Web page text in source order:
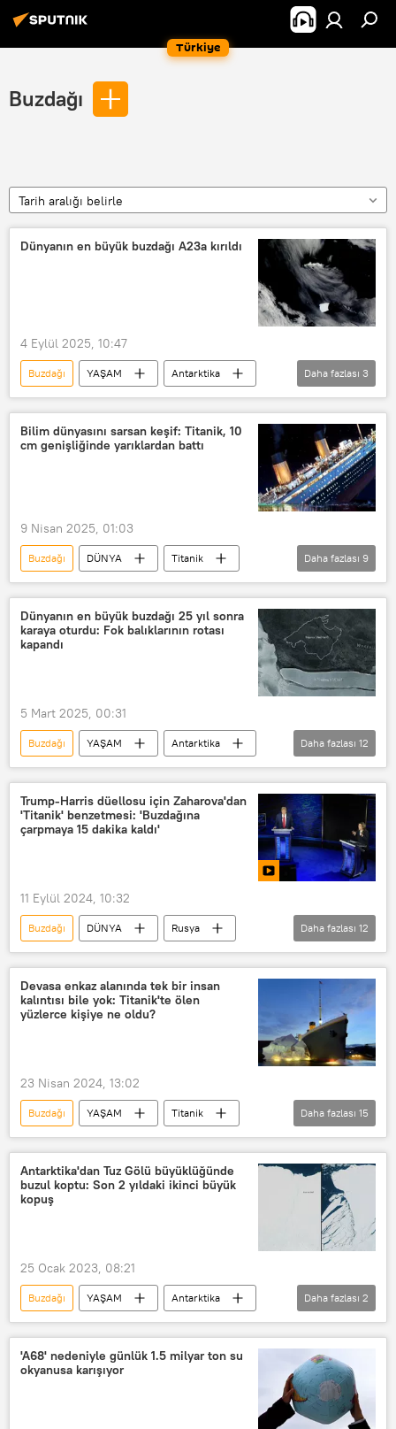
Türkiye
Buzdağı
Tarih aralığı belirle
Dünyanın en büyük buzdağı A23a kırıldı
4 Eylül 2025, 10:47
Buzdağı YAŞAM
Antarktika
A23a
iklim iklim değişikliği
Daha fazlası 3
Bilim dünyasını sarsan keşif: Titanik, 10
cm genişliğinde yarıklardan battı
9 Nisan 2025, 01:03
Buzdağı DÜNYA
Titanik
Gemi
Gemi arızası
Gemi kazası
gemi tersanesi
hayalet gemi
buz dağı
Daha fazlası 9
Dünyanın en büyük buzdağı 25 yıl sonra
karaya oturdu: Fok balıklarının rotası
kapandı
5 Mart 2025, 00:31
Buzdağı YAŞAM
Antarktika
British Antarctic Survey
buz
Buz hokeyi
Buz pateni
buz kütlesi
buz volkanı
mavi penguen
Daha fazlası 12
Trump-Harris düellosu için Zaharova'dan
'Titanik' benzetmesi: 'Buzdağına
çarpmaya 15 dakika kaldı'
11 Eylül 2024, 10:32
Buzdağı DÜNYA
Rusya
Rusya Dışişleri Bakanlığı
Mariya Zaharova
Donald Trump
Kamala Harris
Pensilvanya
ABD Başkanlık Seçimleri
ABD başkanlık seçimleri
VİDEO
Daha fazlası 12
Devasa enkaz alanında tek bir insan
kalıntısı bile yok: Titanik'te ölen
yüzlerce kişiye ne oldu?
23 Nisan 2024, 13:02
Buzdağı YAŞAM
Titanik
Enkaz
gemi enkazı
Ceset
Ölü
ölü sayısı
okyanus
Kaza
Sır
gizem
Bilim insanları
Daha fazlası 15
Antarktika'dan Tuz Gölü büyüklüğünde
buzul koptu: Son 2 yıldaki ikinci büyük
kopuş
25 Ocak 2023, 08:21
Buzdağı YAŞAM
Antarktika
buz dağı
Buzul Dağı
Daha fazlası 2
'A68' nedeniyle günlük 1.5 milyar ton su
okyanusa karışıyor